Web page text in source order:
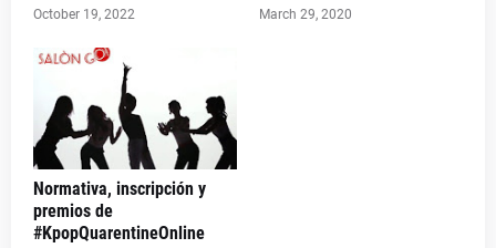
October 19, 2022 March 29, 2020
Normativa, inscripción y
premios de
#KpopQuarentineOnline